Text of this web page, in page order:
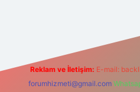
Reklam ve İletişim: E-mail:
forumhizmeti@gmail.com